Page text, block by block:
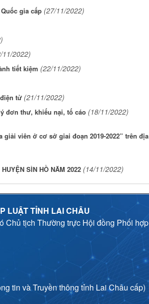
gia cấp (27/11/2022)
11/2022)
tiết kiệm (22/11/2022)
tử (21/11/2022)
đơn thư, khiếu nại, tố cáo (18/11/2022)
viên ở cơ sở giai đoạn 2019-2022” trên địa
SÌN HỒ NĂM 2022 (14/11/2022)
LUẬT TỈNH LAI CHÂU
Chủ tịch Thường trực Hội đồng Phối
tin và Truyền thông tỉnh Lai Châu cấp)